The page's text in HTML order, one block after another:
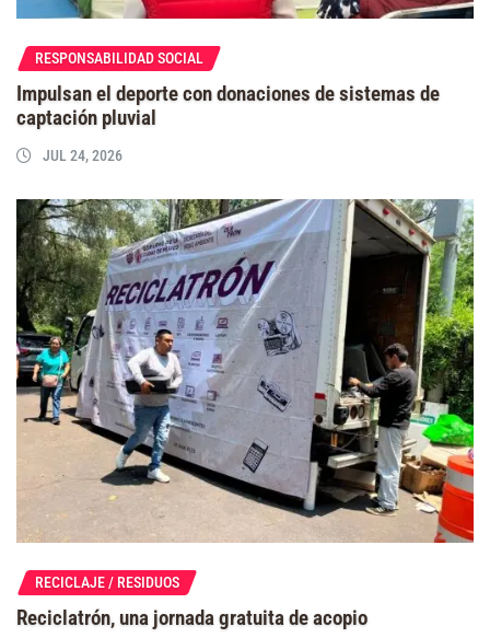
RESPONSABILIDAD SOCIAL
Impulsan el deporte con donaciones de sistemas de
captación pluvial
JUL 24, 2026
RECICLAJE / RESIDUOS
Reciclatrón, una jornada gratuita de acopio